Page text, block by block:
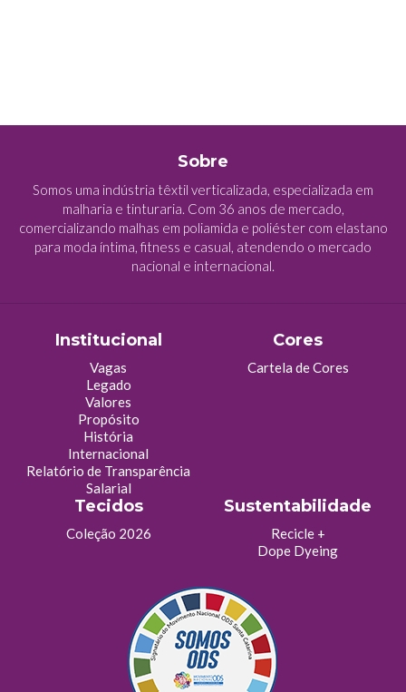
Sobre
Somos uma indústria têxtil verticalizada, especializada em
malharia e tinturaria. Com 36 anos de mercado,
comercializando malhas em poliamida e poliéster com elastano
para moda íntima, fitness e casual, atendendo o mercado
nacional e internacional.
Institucional
Vagas
Legado
Valores
Propósito
História
Internacional
Relatório de Transparência
Salarial
Tecidos
Coleção 2026
Cores
Cartela de Cores
Sustentabilidade
Recicle +
Dope Dyeing